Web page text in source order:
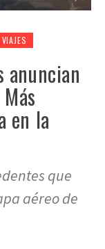
VIAJES
anuncian
en la
que
aéreo de